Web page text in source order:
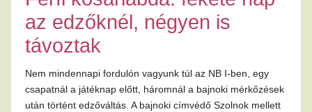
az edzőknél, négyen is
távoztak
Nem mindennapi fordulón vagyunk túl az NB I-ben, egy
csapatnál a játéknap előtt, háromnál a bajnoki mérkőzések
után történt edzőváltás. A bajnoki címvédő Szolnok mellett